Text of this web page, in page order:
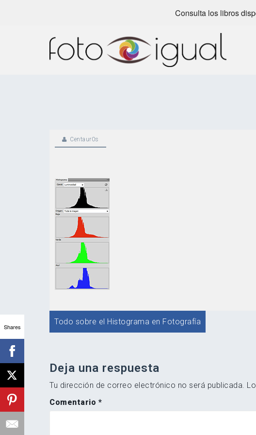
Consulta los libros
Centaur0s
Navegación
de
Todo sobre el Histograma en Fotografía
Deja una respuesta
Tu dirección de correo electrónico no será publicada.
Comentario *
Shares